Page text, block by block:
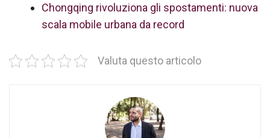
Chongqing rivoluziona gli spostamenti: nuova
scala mobile urbana da record
Valuta questo articolo